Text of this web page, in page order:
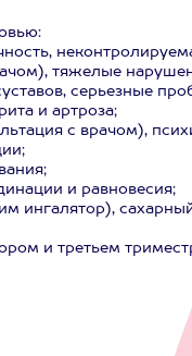
тяжелые
серьезные
и артроза;
с врачом),
и равновесия;
ингалятор),
и третьем